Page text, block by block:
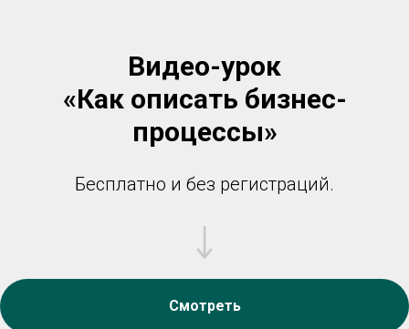
Видео-урок
«Как описать бизнес-
процессы»
Бесплатно и без регистраций.
Смотреть